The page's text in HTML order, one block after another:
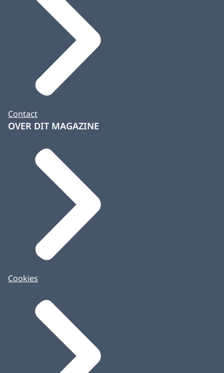
Contact
OVER DIT MAGAZINE
Cookies